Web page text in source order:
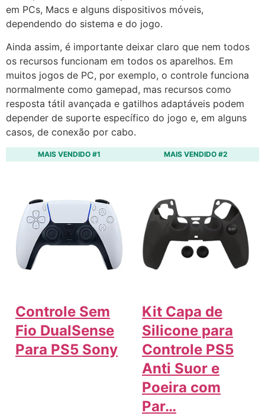
em PCs, Macs e alguns dispositivos móveis,
dependendo do sistema e do jogo.
Ainda assim, é importante deixar claro que nem todos
os recursos funcionam em todos os aparelhos. Em
muitos jogos de PC, por exemplo, o controle funciona
normalmente como gamepad, mas recursos como
resposta tátil avançada e gatilhos adaptáveis podem
depender de suporte específico do jogo e, em alguns
casos, de conexão por cabo.
MAIS VENDIDO #1
Controle Sem
Fio DualSense
Para PS5 Sony
MAIS VENDIDO #2
Kit Capa de
Silicone para
Controle PS5
Anti Suor e
Poeira com
Par…